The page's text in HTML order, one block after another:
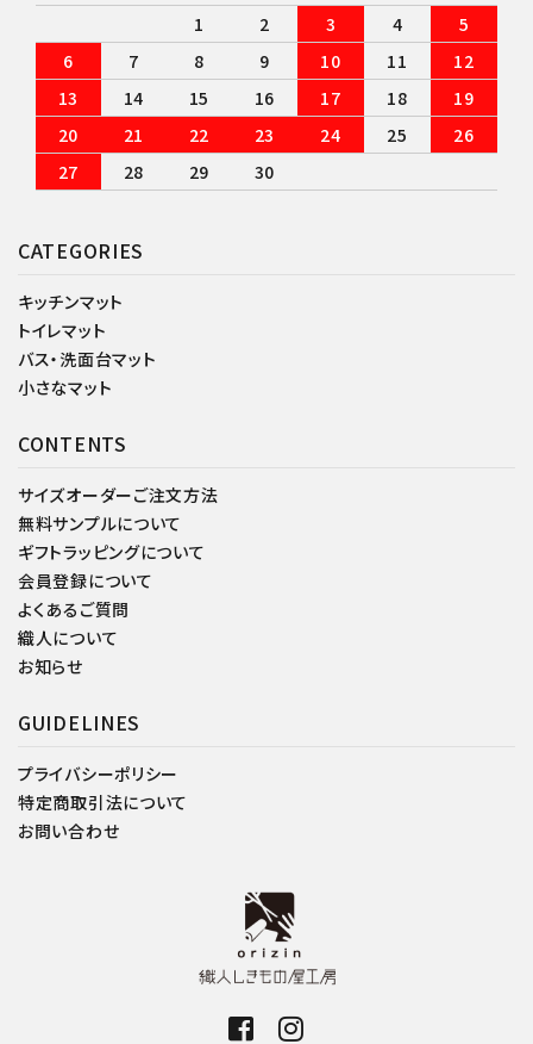
CATEGORIES
キッチンマット
トイレマット
バス・洗面台マット
小さなマット
CONTENTS
サイズオーダーご注文方法
無料サンプルについて
ギフトラッピングについて
会員登録について
よくあるご質問
織人について
お知らせ
GUIDELINES
プライバシーポリシー
特定商取引法について
お問い合わせ
1
2 3 4
5
6
7 8 9 10 11
12
13
14 15 16 17 18
19
20
21 22 23 24 25
26
27
28 29 30